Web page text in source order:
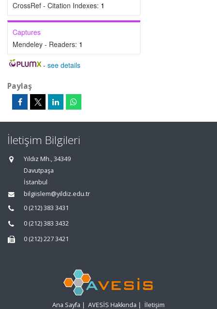
CrossRef - Citation Indexes: 1
Captures
Mendeley - Readers: 1
- see details
Paylaş
İletişim Bilgileri
Yıldız Mh., 34349
Davutpaşa
İstanbul
bilgiislem@yildiz.edu.tr
0 (212) 383 3431
0 (212) 383 3432
0 (212) 227 3421
Ana Sayfa | AVESİS Hakkında | İletişim